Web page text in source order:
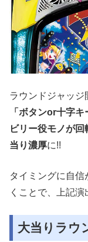
ラウンドジャッジ
「ボタンor十字
ビリー役モノが
当り濃厚に!!
タイミングに自信
くことで、上記演
大当りラウ